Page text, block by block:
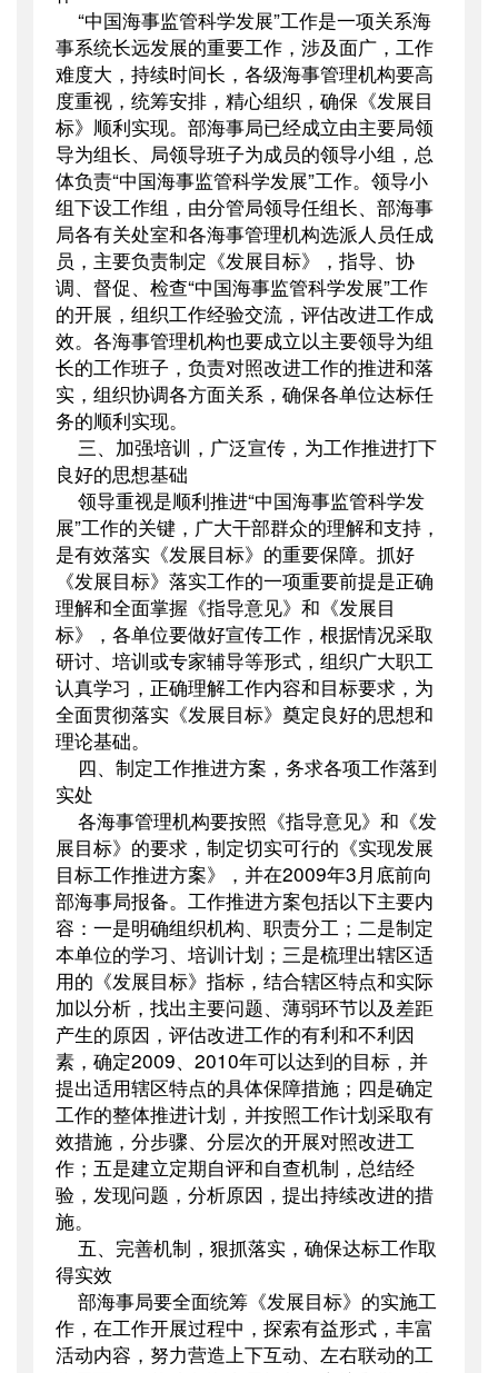
“中国海事监管科学发展”工作是一项关系海
事系统长远发展的重要工作，涉及面广，工作
难度大，持续时间长，各级海事管理机构要高
度重视，统筹安排，精心组织，确保《发展目
标》顺利实现。部海事局已经成立由主要局领
导为组长、局领导班子为成员的领导小组，总
体负责“中国海事监管科学发展”工作。领导小
组下设工作组，由分管局领导任组长、部海事
局各有关处室和各海事管理机构选派人员任成
员，主要负责制定《发展目标》，指导、协
调、督促、检查“中国海事监管科学发展”工作
的开展，组织工作经验交流，评估改进工作成
效。各海事管理机构也要成立以主要领导为组
长的工作班子，负责对照改进工作的推进和落
实，组织协调各方面关系，确保各单位达标任
务的顺利实现。
三、加强培训，广泛宣传，为工作推进打下
良好的思想基础
领导重视是顺利推进“中国海事监管科学发
展”工作的关键，广大干部群众的理解和支持，
是有效落实《发展目标》的重要保障。抓好
《发展目标》落实工作的一项重要前提是正确
理解和全面掌握《指导意见》和《发展目
标》，各单位要做好宣传工作，根据情况采取
研讨、培训或专家辅导等形式，组织广大职工
认真学习，正确理解工作内容和目标要求，为
全面贯彻落实《发展目标》奠定良好的思想和
理论基础。
四、制定工作推进方案，务求各项工作落到
实处
各海事管理机构要按照《指导意见》和《发
展目标》的要求，制定切实可行的《实现发展
目标工作推进方案》，并在2009年3月底前向
部海事局报备。工作推进方案包括以下主要内
容：一是明确组织机构、职责分工；二是制定
本单位的学习、培训计划；三是梳理出辖区适
用的《发展目标》指标，结合辖区特点和实际
加以分析，找出主要问题、薄弱环节以及差距
产生的原因，评估改进工作的有利和不利因
素，确定2009、 2010年可以达到的目标，并
提出适用辖区特点的具体保障措施；四是确定
工作的整体推进计划，并按照工作计划采取有
效措施，分步骤、分层次的开展对照改进工
作；五是建立定期自评和自查机制，总结经
验，发现问题，分析原因，提出持续改进的措
施。
五、完善机制，狠抓落实，确保达标工作取
得实效
部海事局要全面统筹《发展目标》的实施工
作，在工作开展过程中，探索有益形式，丰富
活动内容，努力营造上下互动、左右联动的工